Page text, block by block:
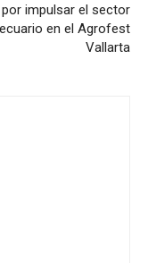
por impulsar el sector
en el Agrofest
Vallarta